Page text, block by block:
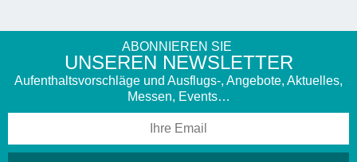
ABONNIEREN SIE
UNSEREN NEWSLETTER
Aufenthaltsvorschläge und Ausflugs-, Angebote, Aktuelles,
Messen, Events…